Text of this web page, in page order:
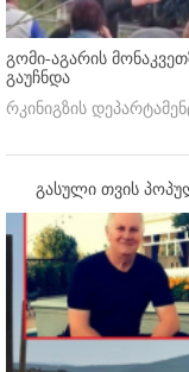
გომი-აგარის
გაუჩნდა
რკინიგზის
გასული თვის